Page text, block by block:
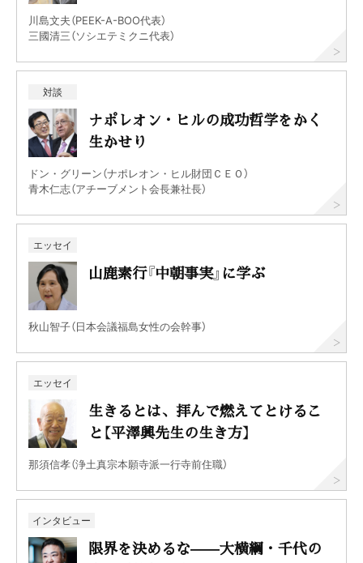
川島文夫（PEEK-A-BOO代表）
三國清三（ソシエテミクニ代表）
対談
ナポレオン・ヒルの成功哲学をかく
生かせり
ドン・グリーン（ナポレオン・ヒル財団ＣＥＯ）
青木仁志（アチーブメント会長兼社長）
エッセイ
山鹿素行『中朝事実』に学ぶ
秋山智子（日本会議福島女性の会幹事）
エッセイ
生きるとは、拝んで燃えてとけるこ
と【平澤興先生の生き方】
那須信孝（浄土真宗本願寺派一行寺前住職）
インタビュー
限界を決めるな——大横綱・千代の